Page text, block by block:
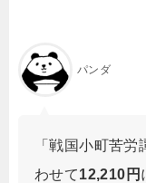
パンダ
「戦国小町苦
わせて12,210円